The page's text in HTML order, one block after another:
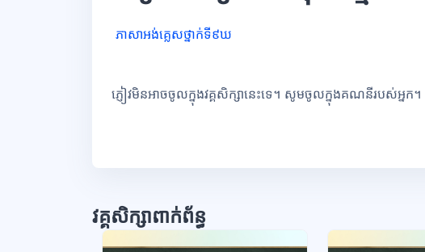
ភាសាអង់គ្លេសថ្នាក់ទី៩ឃ
ភ្ញៀវមិនអាចចូលក្នុងវគ្គសិក្សានេះទេ។ សូមចូលក្នុងគណនីរបស់អ្នក។
វគ្គសិក្សាពាក់ព័ន្ធ